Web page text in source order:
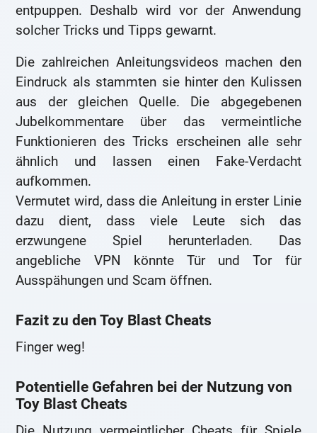
entpuppen. Deshalb wird vor der Anwendung
solcher Tricks und Tipps gewarnt.
Die zahlreichen Anleitungsvideos machen den
Eindruck als stammten sie hinter den Kulissen
aus der gleichen Quelle. Die abgegebenen
Jubelkommentare über das vermeintliche
Funktionieren des Tricks erscheinen alle sehr
ähnlich und lassen einen Fake-Verdacht
aufkommen.
Vermutet wird, dass die Anleitung in erster Linie
dazu dient, dass viele Leute sich das
erzwungene Spiel herunterladen. Das
angebliche VPN könnte Tür und Tor für
Ausspähungen und Scam öffnen.
Fazit zu den Toy Blast Cheats
Finger weg!
Potentielle Gefahren bei der Nutzung von
Toy Blast Cheats